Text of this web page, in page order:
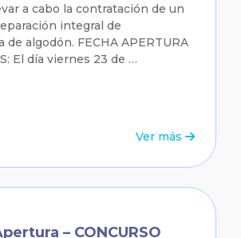
a cabo la contratación de un
integral de
de algodón. FECHA APERTURA
El día viernes 23 de …
Ver más
– CONCURSO